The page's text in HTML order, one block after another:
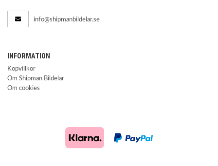
info@shipmanbildelar.se
INFORMATION
Köpvillkor
Om Shipman Bildelar
Om cookies